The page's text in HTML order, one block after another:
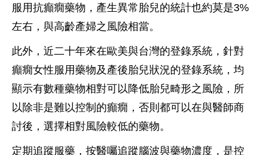
服用抗癲癇藥物，產生異常胎兒的統計也約莫是3%
左右，與高齡產婦之風險相當。
此外，近二十年來在歐美與台灣的登錄系統，針對
癲癇女性服用藥物及產後胎兒狀況的登錄系統，均
顯示有數種藥物相對可以降低胎兒畸形之風險，所
以除非是難以控制的癲癇，否則都可以在與醫師商
討後，選擇相對風險較低的藥物。
定期追蹤服藥，按醫囑追蹤腦波與藥物濃度，是控